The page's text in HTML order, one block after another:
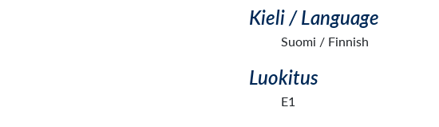
Kieli / Language
Suomi / Finnish
Luokitus
E1